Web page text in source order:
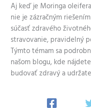
Aj keď je Moringa
nie je zázračným
súčasť zdravého
stravovanie, pravidelný
Týmto témam sa
našom blogu, kde
budovať zdravý a